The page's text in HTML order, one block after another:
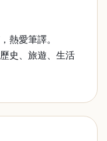
熱愛筆譯。
史、旅遊、生活